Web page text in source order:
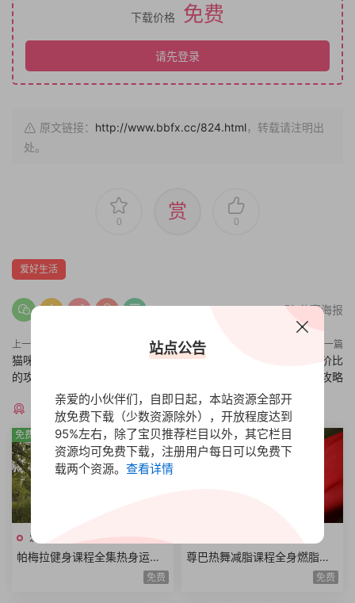
下载价格 免费
请先登录
原文链接： http://www.bbfx.cc/824.html，转载请注明出
处。
0 赏 0
爱好生活
分享海报
上一篇
猫咪训练的方法指南，新手养猫
的攻略大全
下一篇
买对好车省钱又防坑，高性价比
的买车攻略
猜你喜欢
爱好•生活
帕梅拉健身课程全集热身运动
全身训练腹部训练臀腿训练舞
免费
免费
尊巴热舞减脂课程全身燃脂美
胸塑型缩腰平腹提臀塑腿Zumb
免费
免费
站点公告
亲爱的小伙伴们，自即日起，本站资源全部开
放免费下载（少数资源除外），开放程度达到
95%左右，除了宝贝推荐栏目以外，其它栏目
资源均可免费下载，注册用户每日可以免费下
载两个资源。 查看详情